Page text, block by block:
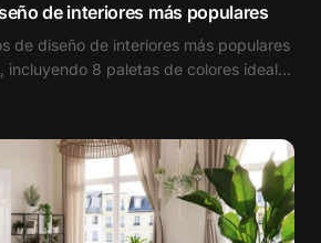
de interiores más populares
de diseño de interiores más populares
incluyendo 8 paletas de colores ideales